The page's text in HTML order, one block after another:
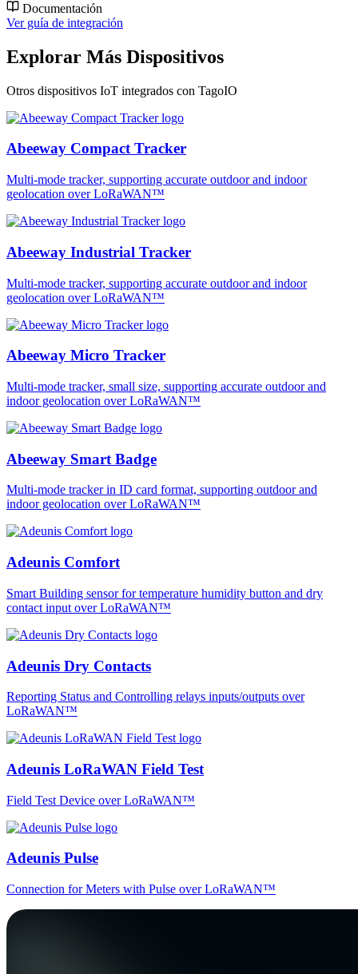
Documentación
Ver guía de integración
Explorar Más Dispositivos
Otros dispositivos IoT integrados con TagoIO
Abeeway Compact Tracker
Multi-mode tracker, supporting accurate outdoor and indoor
geolocation over LoRaWAN™
Abeeway Industrial Tracker
Multi-mode tracker, supporting accurate outdoor and indoor
geolocation over LoRaWAN™
Abeeway Micro Tracker
Multi-mode tracker, small size, supporting accurate outdoor and
indoor geolocation over LoRaWAN™
Abeeway Smart Badge
Multi-mode tracker in ID card format, supporting outdoor and
indoor geolocation over LoRaWAN™
Adeunis Comfort
Smart Building sensor for temperature humidity button and dry
contact input over LoRaWAN™
Adeunis Dry Contacts
Reporting Status and Controlling relays inputs/outputs over
LoRaWAN™
Adeunis LoRaWAN Field Test
Field Test Device over LoRaWAN™
Adeunis Pulse
Connection for Meters with Pulse over LoRaWAN™